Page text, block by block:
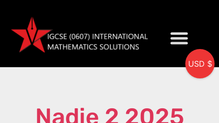
Nadie 2 2025
USD $